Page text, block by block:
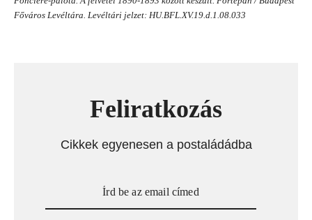
Főváros Levéltára. Levéltári jelzet: HU.BFL.XV.19.d.1.08.033
Feliratkozás
Cikkek egyenesen a postaládádba